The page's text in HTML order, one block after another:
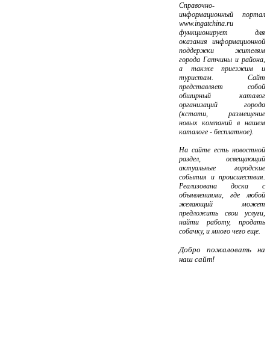
Справочно-
информационный портал
www.ingatchina.ru
функционирует для
оказания информационной
поддержки жителям
города Гатчины и района,
а также приезжим и
туристам. Сайт
представляет собой
обширный каталог
организаций города
(кстати, размещение
новых компаний в нашем
каталоге - бесплатное).
На сайте есть новостной
раздел, освещающий
актуальные городские
события и происшествия.
Реализована доска с
объявлениями, где любой
желающий может
предложить свои услуги,
найти работу, продать
собачку, и много чего еще.
Добро пожаловать на
наш сайт!